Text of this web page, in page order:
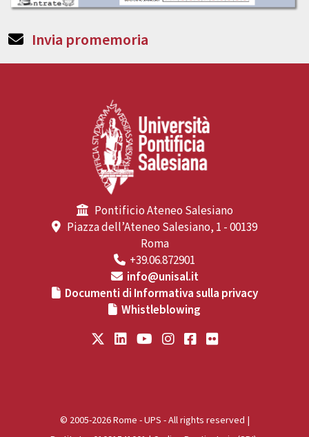
Invia promemoria
Pontificio Ateneo Salesiano
Piazza dell’Ateneo Salesiano, 1 - 00139
Roma
+39.06.872901
info@unisal.it
Documenti di Informativa sulla privacy
Whistleblowing
© 2005-2026 Rome - UPS - All rights reserved |